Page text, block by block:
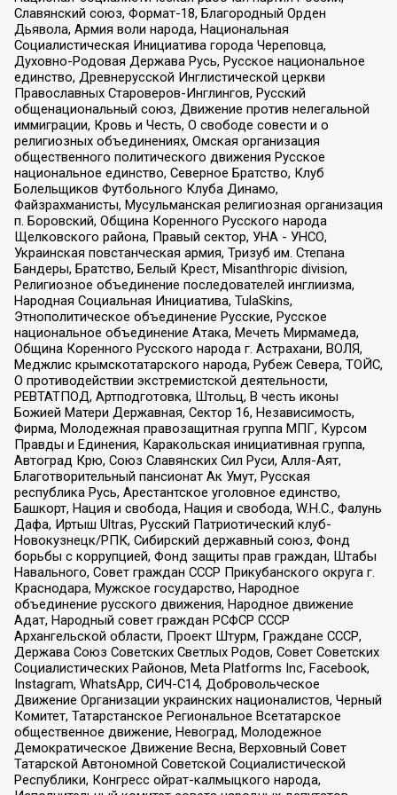
Славянский союз, Формат-18, Благородный Орден
Дьявола, Армия воли народа, Национальная
Социалистическая Инициатива города Череповца,
Духовно-Родовая Держава Русь, Русское национальное
единство, Древнерусской Инглистической церкви
Православных Староверов-Инглингов, Русский
общенациональный союз, Движение против нелегальной
иммиграции, Кровь и Честь, О свободе совести и о
религиозных объединениях, Омская организация
общественного политического движения Русское
национальное единство, Северное Братство, Клуб
Болельщиков Футбольного Клуба Динамо,
Файзрахманисты, Мусульманская религиозная организация
п. Боровский, Община Коренного Русского народа
Щелковского района, Правый сектор, УНА - УНСО,
Украинская повстанческая армия, Тризуб им. Степана
Бандеры, Братство, Белый Крест, Misanthropic division,
Религиозное объединение последователей инглиизма,
Народная Социальная Инициатива, TulaSkins,
Этнополитическое объединение Русские, Русское
национальное объединение Атака, Мечеть Мирмамеда,
Община Коренного Русского народа г. Астрахани, ВОЛЯ,
Меджлис крымскотатарского народа, Рубеж Севера, ТОЙС,
О противодействии экстремистской деятельности,
РЕВТАТПОД, Артподготовка, Штольц, В честь иконы
Божией Матери Державная, Сектор 16, Независимость,
Фирма, Молодежная правозащитная группа МПГ, Курсом
Правды и Единения, Каракольская инициативная группа,
Автоград Крю, Союз Славянских Сил Руси, Алля-Аят,
Благотворительный пансионат Ак Умут, Русская
республика Русь, Арестантское уголовное единство,
Башкорт, Нация и свобода, Нация и свобода, W.H.С., Фалунь
Дафа, Иртыш Ultras, Русский Патриотический клуб-
Новокузнецк/РПК, Сибирский державный союз, Фонд
борьбы с коррупцией, Фонд защиты прав граждан, Штабы
Навального, Совет граждан СССР Прикубанского округа г.
Краснодара, Мужское государство, Народное
объединение русского движения, Народное движение
Адат, Народный совет граждан РСФСР СССР
Архангельской области, Проект Штурм, Граждане СССР,
Держава Союз Советских Светлых Родов, Совет Советских
Социалистических Районов, Meta Platforms Inc, Facebook,
Instagram, WhatsApp, СИЧ-С14, Добровольческое
Движение Организации украинских националистов, Черный
Комитет, Татарстанское Региональное Всетатарское
общественное движение, Невоград, Молодежное
Демократическое Движение Весна, Верховный Совет
Татарской Автономной Советской Социалистической
Республики, Конгресс ойрат-калмыцкого народа,